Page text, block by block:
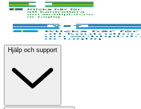
Hjälp och support